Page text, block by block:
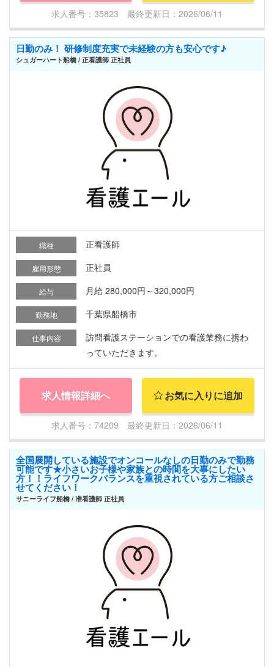
求人番号：35823 最終更新日：2026/06/11
日勤のみ！ 研修制度充実で未経験の方も安心です♪
シュガーハート船橋 / 正看護師 正社員
職種 正看護師
雇用形態 正社員
給与 月給 280,000円～320,000円
勤務地 千葉県船橋市
仕事内容
訪問看護ステーションでの看護業務に携わ
っていただきます。
求人情報詳細へ お気に入りに追加
求人番号：74209 最終更新日：2026/06/11
全国展開している施設でオンコールなしの日勤のみで勤務
可能です★小さいお子様や家族との時間を大事にしたい
方！！ライフワークバランスを重視されている方ご相談さ
せてください！
サニーライフ船橋 / 准看護師 正社員